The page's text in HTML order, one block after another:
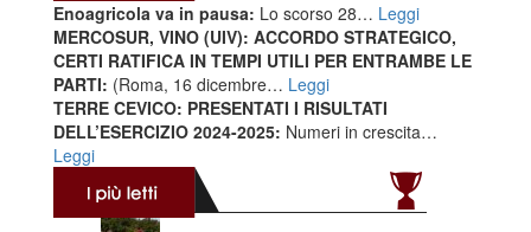
Enoagricola va in pausa: Lo scorso 28… Leggi
MERCOSUR, VINO (UIV): ACCORDO STRATEGICO,
CERTI RATIFICA IN TEMPI UTILI PER ENTRAMBE LE
PARTI: (Roma, 16 dicembre… Leggi
TERRE CEVICO: PRESENTATI I RISULTATI
DELL’ESERCIZIO 2024-2025: Numeri in crescita…
Leggi